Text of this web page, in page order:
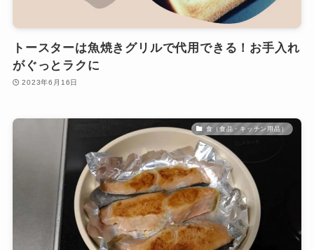
トースターは魚焼きグリルで代用できる！お手入れ
がぐっとラクに
2023年6月16日
食（食品・キッチン用品）